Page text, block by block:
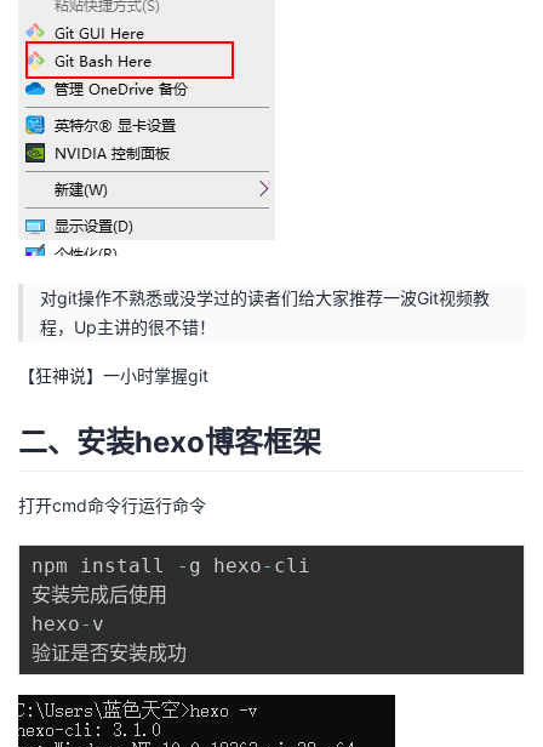
对git操作不熟悉或没学过的读者们给大家推荐一波Git视频教
程，Up主讲的很不错！
【狂神说】一小时掌握git
二、安装hexo博客框架
打开cmd命令行运行命令
npm install - g hexo- cli
安装完成后使用
hexo- v